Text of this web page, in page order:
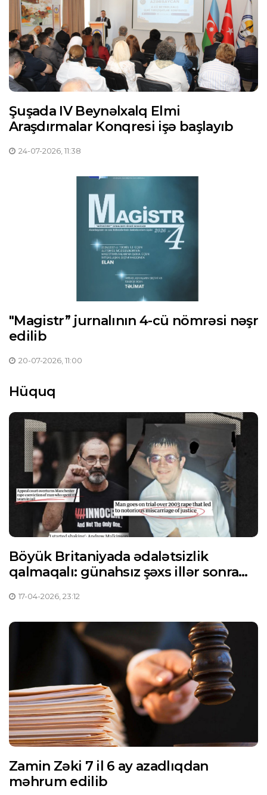
Şuşada IV Beynəlxalq Elmi
Araşdırmalar Konqresi işə başlayıb
24-07-2026, 11:38
"Magistr” jurnalının 4-cü nömrəsi nəşr
edilib
20-07-2026, 11:00
Hüquq
Böyük Britaniyada ədalətsizlik
qalmaqalı: günahsız şəxs illər sonra
17-04-2026, 23:12
Zamin Zəki 7 il 6 ay azadlıqdan
məhrum edilib